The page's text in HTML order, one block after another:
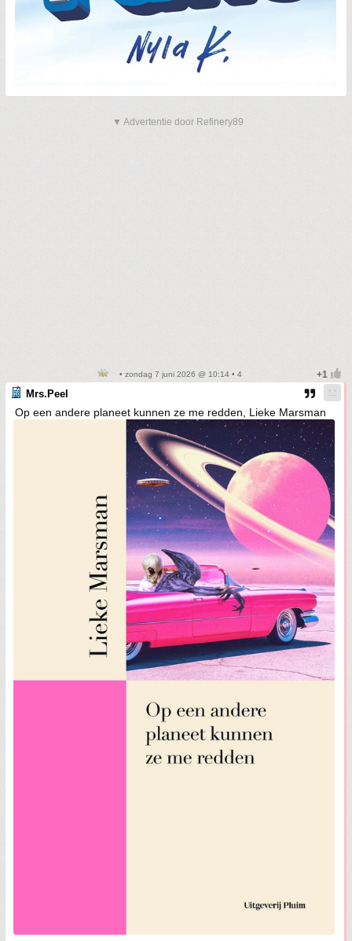
▼ Advertentie door Refinery89
• zondag 7 juni 2026 @ 10:14 • 4
Mrs.Peel
Op een andere planeet kunnen ze me redden, Lieke Marsman